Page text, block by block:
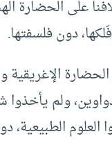
على الحضارة
دون فلسفتها.
الإغريقية
ولم يأخذوا
العلوم الطبيعية،